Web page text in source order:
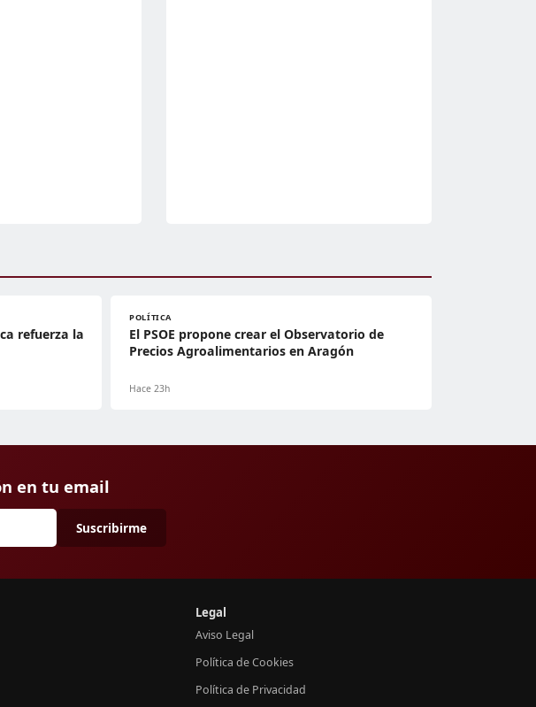
refuerza la
POLÍTICA
El PSOE propone crear el Observatorio de
Precios Agroalimentarios en Aragón
Hace 23h
en tu email
Suscribirme
Legal
Aviso Legal
Política de Cookies
Política de Privacidad